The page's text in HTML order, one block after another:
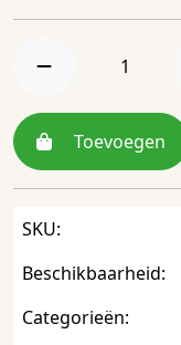
Toevoegen
SKU:
Beschikbaarheid:
Categorieën: